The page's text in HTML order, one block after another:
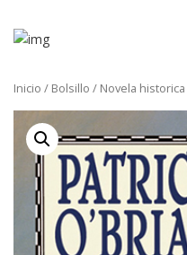
Inicio / Bolsillo / Novela historica